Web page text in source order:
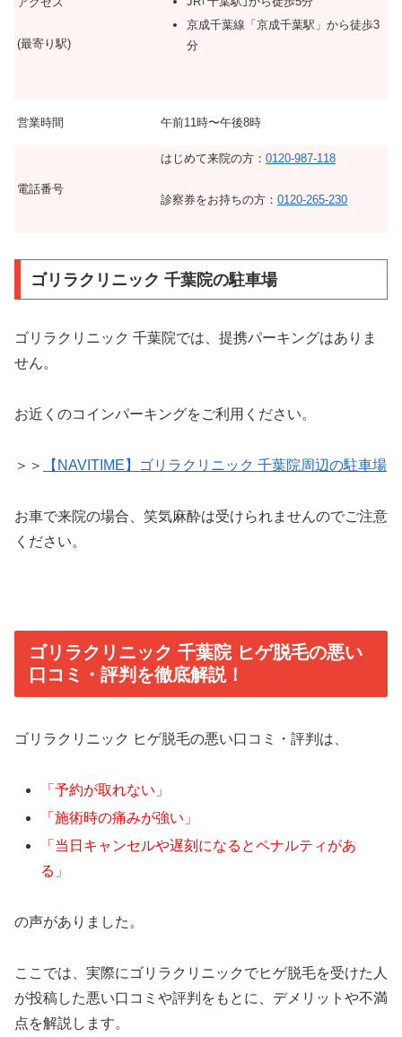
(最寄り駅)
京成千葉線「京成千葉駅」から徒歩3
分
営業時間 午前11時〜午後8時
電話番号
はじめて来院の方： 0120-987-118
診察券をお持ちの方： 0120-265-230
ゴリラクリニック 千葉院の駐車場
ゴリラクリニック 千葉院では、提携パーキングはありま
せん。
お近くのコインパーキングをご利用ください。
＞＞ 【NAVITIME】ゴリラクリニック 千葉院周辺の駐車場
お車で来院の場合、笑気麻酔は受けられませんのでご注意
ください。
ゴリラクリニック 千葉院 ヒゲ脱毛の悪い
口コミ・評判を徹底解説！
ゴリラクリニック ヒゲ脱毛の悪い口コミ・評判は、
「予約が取れない」
「施術時の痛みが強い」
「当日キャンセルや遅刻になるとペナルティがあ
る」
の声がありました。
ここでは、実際にゴリラクリニックでヒゲ脱毛を受けた人
が投稿した悪い口コミや評判をもとに、デメリットや不満
点を解説します。